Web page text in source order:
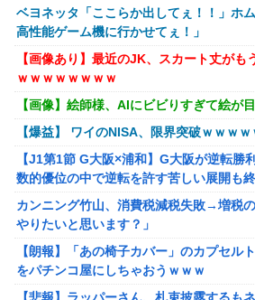
【艦これ】そもそも深海ってなんか
【艦これ】けーかいじん 他
【艦これ】E5ヌルイとかいう風説に
ンプくらいヌルイのなら考える
アリスソフト「ランス10」ゲーム画
ゃんは今回も美しい…。前作で助けた
シュート選手が結婚を発表、ネモ選
届の証人に。
【ハコヅメ】 第6話 感想 誰よりも早
襲～】
「フリルもリボンもたくさんがいい
忍RPG・新イベント『バニーとヨミ
ベヨネッタ「ここらか出してぇ！！」ホ
高性能ゲーム機に行かせてぇ！」
【画像あり】最近のJK、スカート丈がも
ｗｗｗｗｗｗｗｗ
【画像】絵師様、AIにビビりすぎて絵が
【爆益】 ワイのNISA、限界突破ｗｗｗｗ
【J1第1節 G大阪×浦和】G大阪が逆転勝
数的優位の中で逆転を許す苦しい展開も
カンニング竹山、消費税減税失敗→増税
やりたいと思います？」
【朗報】「あの椅子カバー」のカプセル
をパチンコ屋にしちゃおうｗｗｗ
【悲報】ラッパーさん、札束披露するも